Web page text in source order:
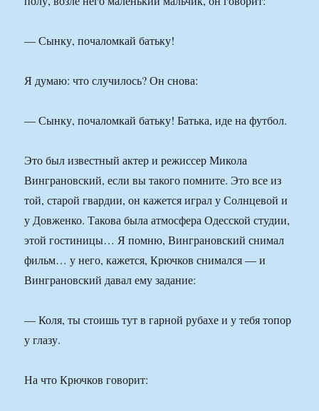
— Сынку, почаломкай батьку!
Я думаю: что случилось? Он снова:
— Сынку, почаломкай батьку! Батька, иде на футбол.
Это был известный актер и режиссер Микола
Винграновский, если вы такого помните. Это все из
той, старой гвардии, он кажется играл у Солнцевой и
у Довженко. Такова была атмосфера Одесской студии,
этой гостиницы… Я помню, Винграновский снимал
фильм… у него, кажется, Крючков снимался — и
Винграновский давал ему задание:
— Коля, ты стоишь тут в гарной рубахе и у тебя топор
у глазу.
На что Крючков говорит: